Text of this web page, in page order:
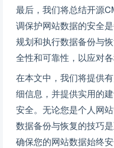
最后，我们将总结开源
调保护网站数据的安全
规划和执行数据备份与
全性和可靠性，以应对
在本文中，我们将提供
细信息，并提供实用的
安全。无论您是个人网
数据备份与恢复的技巧
确保您的网站数据始终安